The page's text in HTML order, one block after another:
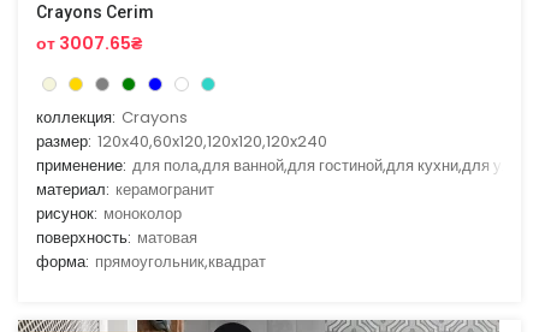
Crayons Cerim
от 3007.65₴
коллекция: Crayons
размер: 120x40,60x120,120x120,120x240
применение: для пола,для ванной,для гостиной,для кухни,для улицы
материал: керамогранит
рисунок: моноколор
поверхность: матовая
форма: прямоугольник,квадрат